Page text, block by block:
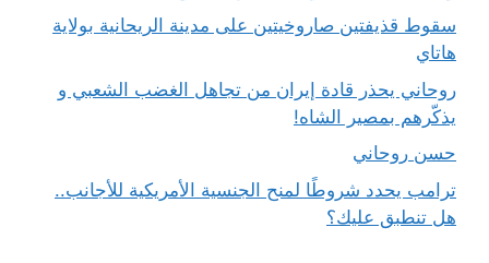
سقوط قذيفتين صاروخيتين على مدينة الريحانية بولاية
هاتاي
روحاني يحذر قادة إيران من تجاهل الغضب الشعبي و
يذكّرهم بمصير الشاه!
حسن روحاني
ترامب يحدد شروطًا لمنح الجنسية الأمريكية للأجانب..
هل تنطبق عليك؟